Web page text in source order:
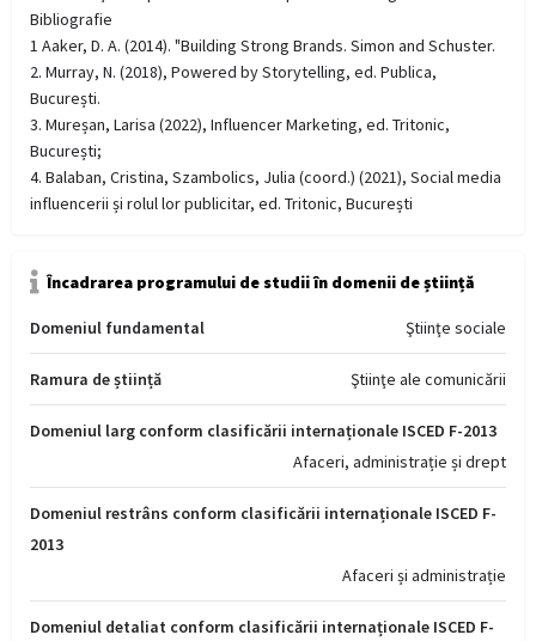
Bibliografie
1 Aaker, D. A. (2014). "Building Strong Brands. Simon and Schuster.
2. Murray, N. (2018), Powered by Storytelling, ed. Publica,
București.
3. Mureșan, Larisa (2022), Influencer Marketing, ed. Tritonic,
București;
4. Balaban, Cristina, Szambolics, Julia (coord.) (2021), Social media
influencerii și rolul lor publicitar, ed. Tritonic, București
Încadrarea programului de studii în domenii de știință
Domeniul fundamental Ştiinţe sociale
Ramura de știință Ştiinţe ale comunicării
Domeniul larg conform clasificării internaționale ISCED F-2013
Afaceri, administrație și drept
Domeniul restrâns conform clasificării internaționale ISCED F-
2013
Afaceri și administrație
Domeniul detaliat conform clasificării internaționale ISCED F-